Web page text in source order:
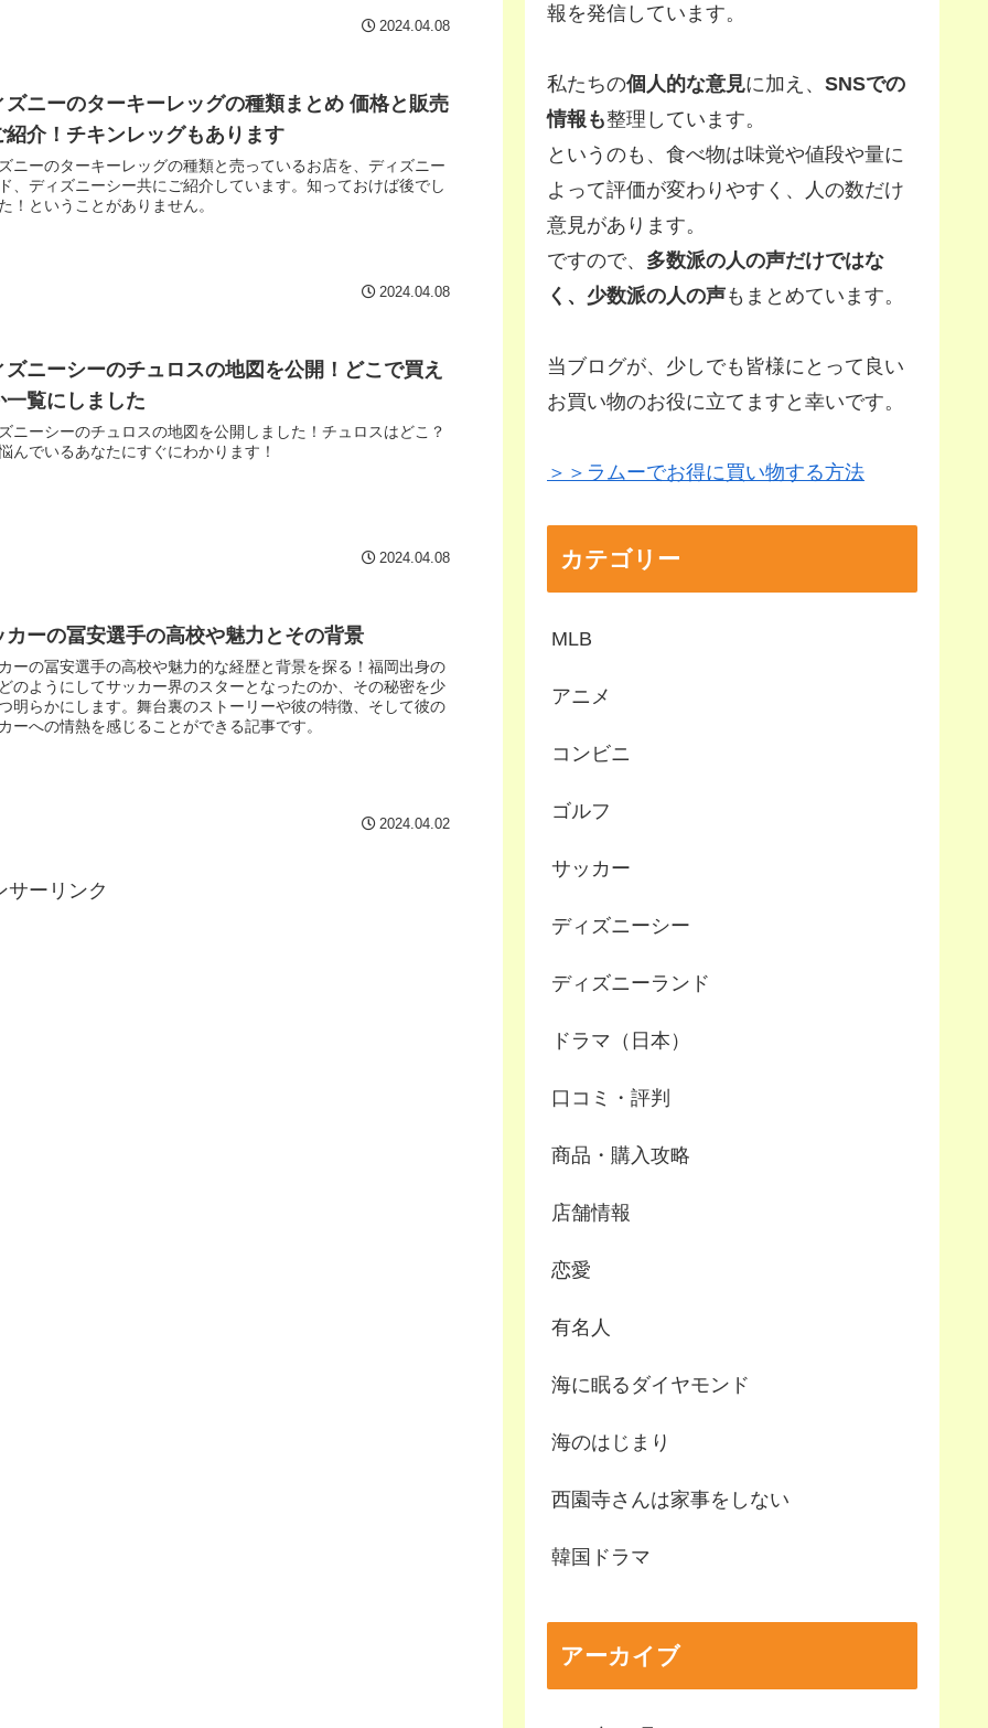
2024.04.08
ズニーのターキーレッグの種類まとめ 価格と販売
紹介！チキンレッグもあります
ニーのターキーレッグの種類と売っているお店を、ディズニー
、ディズニーシー共にご紹介しています。知っておけば後でし
！ということがありません。
2024.04.08
ズニーシーのチュロスの地図を公開！どこで買え
一覧にしました
ニーシーのチュロスの地図を公開しました！チュロスはどこ？
んでいるあなたにすぐにわかります！
2024.04.08
カーの冨安選手の高校や魅力とその背景
ーの冨安選手の高校や魅力的な経歴と背景を探る！福岡出身の
のようにしてサッカー界のスターとなったのか、その秘密を少
明らかにします。舞台裏のストーリーや彼の特徴、そして彼の
ーへの情熱を感じることができる記事です。
2024.04.02
サーリンク
報を発信しています。
私たちの個人的な意見に加え、 SNSでの
情報も整理しています。
というのも、食べ物は味覚や値段や量に
よって評価が変わりやすく、人の数だけ
意見があります。
ですので、 多数派の人の声だけではな
く、少数派の人の声もまとめています。
当ブログが、少しでも皆様にとって良い
お買い物のお役に立てますと幸いです。
＞＞ラムーでお得に買い物する方法
カテゴリー
MLB
アニメ
コンビニ
ゴルフ
サッカー
ディズニーシー
ディズニーランド
ドラマ（日本）
口コミ・評判
商品・購入攻略
店舗情報
恋愛
有名人
海に眠るダイヤモンド
海のはじまり
西園寺さんは家事をしない
韓国ドラマ
アーカイブ